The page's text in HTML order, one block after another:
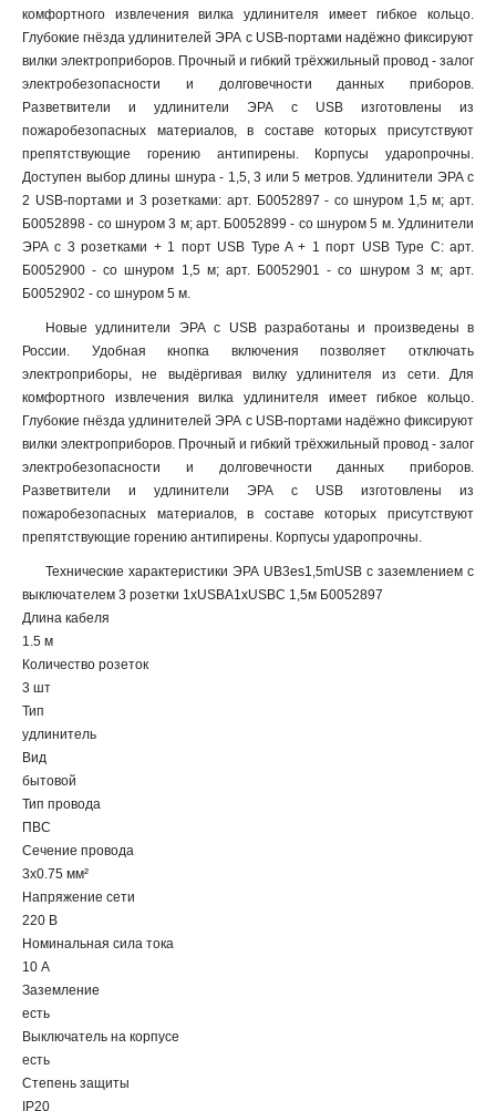
комфортного извлечения вилка удлинителя имеет гибкое кольцо.
Глубокие гнёзда удлинителей ЭРА с USB-портами надёжно фиксируют
вилки электроприборов. Прочный и гибкий трёхжильный провод - залог
электробезопасности и долговечности данных приборов.
Разветвители и удлинители ЭРА с USB изготовлены из
пожаробезопасных материалов, в составе которых присутствуют
препятствующие горению антипирены. Корпусы ударопрочны.
Доступен выбор длины шнура - 1,5, 3 или 5 метров. Удлинители ЭРА с
2 USB-портами и 3 розетками: арт. Б0052897 - со шнуром 1,5 м; арт.
Б0052898 - со шнуром 3 м; арт. Б0052899 - со шнуром 5 м. Удлинители
ЭРА с 3 розетками + 1 порт USB Type A + 1 порт USB Type C: арт.
Б0052900 - со шнуром 1,5 м; арт. Б0052901 - со шнуром 3 м; арт.
Б0052902 - со шнуром 5 м.
Новые удлинители ЭРА с USB разработаны и произведены в
России. Удобная кнопка включения позволяет отключать
электроприборы, не выдёргивая вилку удлинителя из сети. Для
комфортного извлечения вилка удлинителя имеет гибкое кольцо.
Глубокие гнёзда удлинителей ЭРА с USB-портами надёжно фиксируют
вилки электроприборов. Прочный и гибкий трёхжильный провод - залог
электробезопасности и долговечности данных приборов.
Разветвители и удлинители ЭРА с USB изготовлены из
пожаробезопасных материалов, в составе которых присутствуют
препятствующие горению антипирены. Корпусы ударопрочны.
Технические характеристики ЭРА UB3es1,5mUSB c заземлением с
выключателем 3 розетки 1xUSBA1xUSBC 1,5м Б0052897
Длина кабеля
1.5 м
Количество розеток
3 шт
Тип
удлинитель
Вид
бытовой
Тип провода
ПВС
Сечение провода
3х0.75 мм²
Напряжение сети
220 В
Номинальная сила тока
10 А
Заземление
есть
Выключатель на корпусе
есть
Степень защиты
IP20